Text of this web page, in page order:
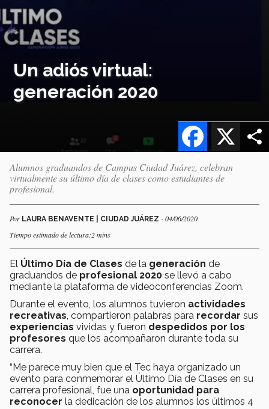
Un adiós virtual:
generación 2020
X
Facebook
Alumnos graduandos de Campus Ciudad Juárez, celebran
virtualmente su último día de clases como estudiantes de
profesional.
Por LAURA BENAVENTE | CIUDAD JUÁREZ - 04/06/2020
Tiempo estimado de lectura:2 mins
El Último Día de Clases de la generación de
graduandos de profesional 2020 se llevó a cabo
mediante la plataforma de videoconferencias Zoom.
Durante el evento, los alumnos tuvieron actividades
recreativas , compartieron palabras para recordar sus
experiencias vividas y fueron despedidos por los
profesores que los acompañaron durante toda su
carrera.
“Me parece muy bien que el Tec haya organizado un
evento para conmemorar el Último Día de Clases en su
carrera profesional, fue una oportunidad para
reconocer la dedicación de los alumnos los últimos 4